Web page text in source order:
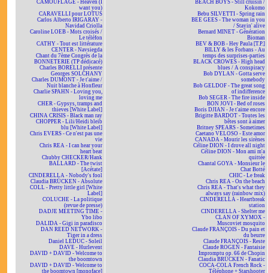
CAMOUFLAGE - Heaven (I
want you)
CARAVELLI pour LOTUS
Carlos Alberto IRIGARAY -
Navidad Criolla
Caroline LOEB - Mots croisés /
Le téléfon
CATHY - Tout est littérature
CENTER - Navsiegda
Chant du 7ème Congrès de la
BONNETERIE (TP dédicacé)
Charles BORELLI présente
Georges SOLCHANY
Charles DUMONT - Je t'aime /
Nuit blanche à Honfleur
Charlie SPAHN - Loving you,
loving me
CHER - Gypsys, tramps and
thieves [White Label]
CHINA CRISIS - Black man ray
CHOPPER - Lili/Heidi bleib
blu [White Label]
Chris EVERS - Ce n'est pas une
vie
Chris REA - I can hear your
heart beat
Chubby CHECKER/Hank
BALLARD - The twist
[Acétate]
CINDERELLA - Nobody's fool
Claudia BRÜCKEN - Absolute
COLL - Pretty little girl [White
Label]
COLUCHE - La politique
(revue de presse)
DADJE MEETING TIME -
Ybo libo
DALIDA - Gigi in paradisco
DAN REED NETWORK -
Tiger in a dress
Daniel LEDUC - Soleil
DAVE - Hurlevent
DAVID + DAVID - Welcome to
the boomtown
DAVID + DAVID - Welcome to
the boomtown [monoface]
BEACH BOYS - Still cruisin /
Kokomo
Bebu SILVETTI - Spring rain
BEE GEES - The woman in you
/ Stayin' alive
Bernard MINET - Génération
Bioman
BEV & BOB - Hey Paula [T.P.]
BILLY & les Forbans - Au
temps des surprises-parties
BLACK CROWES - High head
blues / A conspiracy
Bob DYLAN - Gotta serve
somebody
Bob GELDOF - The great song
of indifference
Bob SEGER - The fire inside
BON JOVI - Bed of roses
Boris DJIAN - Je t'aime encore
Brigitte BARDOT - Toutes les
bêtes sont à aimer
Britney SPEARS - Sometimes
Caetano VELOSO - Este amor
CANADA - Mourir les sirènes
Céline DION - I drove all night
Céline DION - Mon ami m'a
quittée
Chantal GOYA - Monsieur le
Chat Botté
CHIC - Le freak
Chris REA - On the beach
Chris REA - That's what they
always say (rainbow mix)
CINDERELLA - Heartbreak
station
CINDERELLA - Shelter me
CLAN OF XYMOX -
Muscoviet mosquito
Claude FRANÇOIS - Du pain et
du beurre
Claude FRANÇOIS - Reste
Claude ROGEN - Fantaisie
Impromptu op. 66 de Chopin
Claudia BRÜCKEN - Fanatic
COCA-COLA French Rock -
Téléphone + Starshooter